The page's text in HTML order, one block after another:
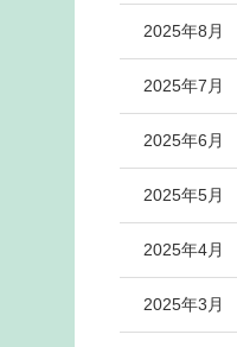
2025年8月
2025年7月
2025年6月
2025年5月
2025年4月
2025年3月